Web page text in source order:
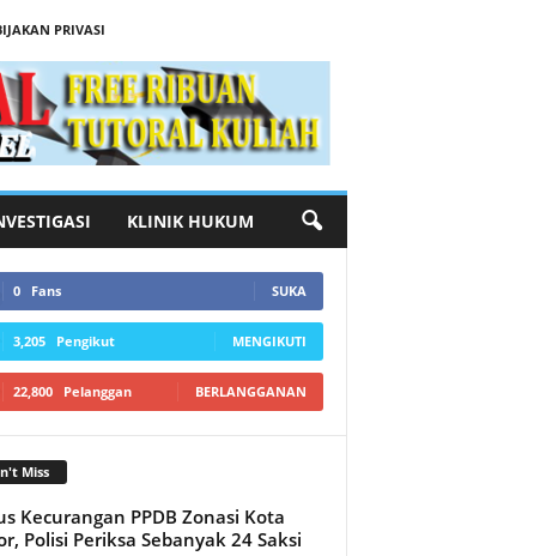
PRIVASI
KLINIK HUKUM
0 Fans SUKA
3,205 Pengikut MENGIKUTI
22,800 Pelanggan BERLANGGANAN
Miss
Kecurangan PPDB Zonasi Kota
Polisi Periksa Sebanyak 24 Saksi